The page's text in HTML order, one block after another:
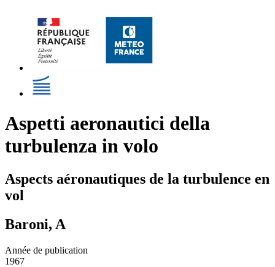
Aspetti aeronautici della
turbulenza in volo
Aspects aéronautiques de la turbulence en
vol
Baroni, A
Année de publication
1967